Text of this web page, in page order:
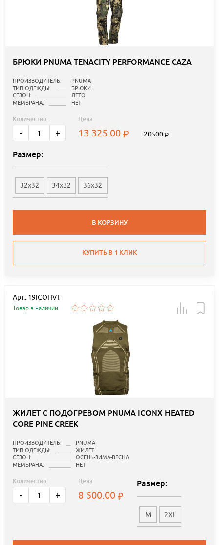
БРЮКИ PNUMA TENACITY PERFORMANCE CAZA
ПРОИЗВОДИТЕЛЬ:
PNUMA
ТИП ОДЕЖДЫ:
БРЮКИ
СЕЗОН:
ЛЕТО
МЕМБРАНА:
НЕТ
Количество:
- +
Цена:
13 325.00 20500
Размер:
32x32 34x32 36x32
В КОРЗИНУ
КУПИТЬ В 1 КЛИК
Арт.: 19ICOHVT
Товар в наличии
ЖИЛЕТ С ПОДОГРЕВОМ PNUMA ICONX HEATED
CORE PINE CREEK
ПРОИЗВОДИТЕЛЬ:
PNUMA
ТИП ОДЕЖДЫ:
ЖИЛЕТ
СЕЗОН:
ОСЕНЬ-ЗИМА-ВЕСНА
МЕМБРАНА:
НЕТ
Количество:
- +
Цена:
8 500.00
Размер:
M 2XL